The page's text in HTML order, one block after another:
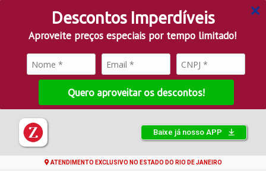
Descontos Imperdíveis
Aproveite preços especiais por tempo limitado!
Quero aproveitar os descontos!
Baixe já nosso APP
ATENDIMENTO EXCLUSIVO NO ESTADO DO RIO DE JANEIRO